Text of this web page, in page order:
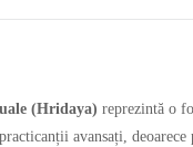
(Hridaya) reprezintă o
avansați,